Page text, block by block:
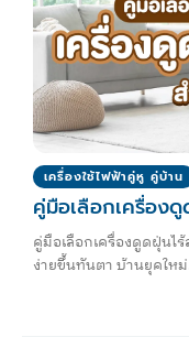
เครื่องใช้ไฟฟ้าคู่หู คู่บ้าน
คู่มือเลือกเครื่อง
คู่มือเลือกเครื่องดูดฝุ่นไ
ง่ายขึ้นทันตา บ้านยุคใ